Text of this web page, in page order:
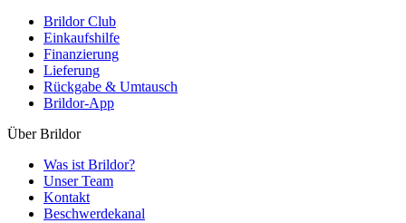
Brildor Club
Einkaufshilfe
Finanzierung
Lieferung
Rückgabe & Umtausch
Brildor-App
Über Brildor
Was ist Brildor?
Unser Team
Kontakt
Beschwerdekanal